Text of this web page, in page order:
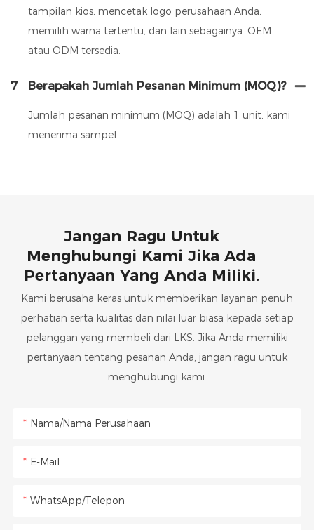
tampilan kios, mencetak logo perusahaan Anda,
memilih warna tertentu, dan lain sebagainya. OEM
atau ODM tersedia.
7 Berapakah Jumlah Pesanan Minimum (MOQ)?
Jumlah pesanan minimum (MOQ) adalah 1 unit, kami
menerima sampel.
Jangan Ragu Untuk
Menghubungi Kami Jika Ada
Pertanyaan Yang Anda Miliki.
Kami berusaha keras untuk memberikan layanan penuh
perhatian serta kualitas dan nilai luar biasa kepada setiap
pelanggan yang membeli dari LKS. Jika Anda memiliki
pertanyaan tentang pesanan Anda, jangan ragu untuk
menghubungi kami.
Nama/Nama Perusahaan
E-Mail
WhatsApp/Telepon